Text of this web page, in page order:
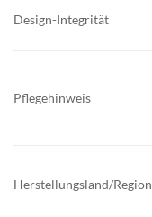
Design-Integrität
Pflegehinweis
Herstellungsland/Region